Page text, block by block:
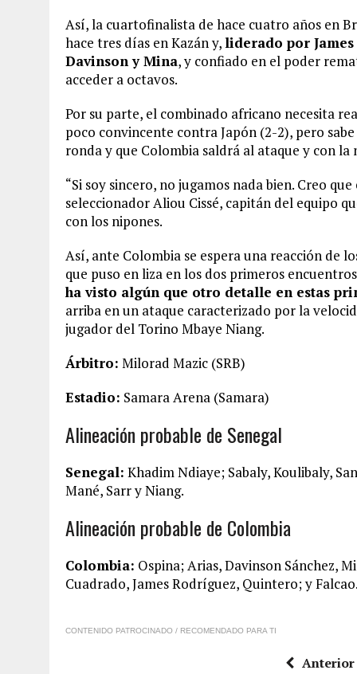
Así, la cuartofinalista de hace cuatro años en
hace tres días en Kazán y,liderado por
Davinson y Mina, y confiado en el poder
acceder a octavos.
Por su parte, el combinado africano necesita
poco convincente contra Japón (2-2), pero
ronda y que Colombia saldrá al ataque y con
“Si soy sincero, no jugamos nada bien. Creo
seleccionador Aliou Cissé, capitán del equipo
con los nipones.
Así, ante Colombia se espera una reacción de
que puso en liza en los dos primeros
ha visto algún que otro detalle en estas
arriba en un ataque caracterizado por la
jugador del Torino Mbaye Niang.
Árbitro: Milorad Mazic (SRB)
Estadio: Samara Arena (Samara)
Alineación probable de Senegal
Senegal: Khadim Ndiaye; Sabaly, Koulibaly,
Mané, Sarr y Niang.
Alineación probable de Colombia
Colombia: Ospina; Arias, Davinson Sánchez,
Cuadrado, James Rodríguez, Quintero; y Falcao.
CONTENIDO PATROCINADO / RECOMENDADO PARA TI
Anterior